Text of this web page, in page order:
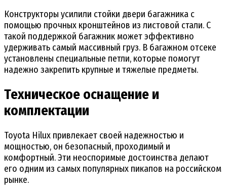
Конструкторы усилили стойки двери багажника с
помощью прочных кронштейнов из листовой стали. С
такой поддержкой багажник может эффективно
удерживать самый массивный груз. В багажном отсеке
установлены специальные петли, которые помогут
надежно закрепить крупные и тяжелые предметы.
Техническое оснащение и
комплектации
Toyota Hilux привлекает своей надежностью и
мощностью, он безопасный, проходимый и
комфортный. Эти неоспоримые достоинства делают
его одним из самых популярных пикапов на российском
рынке.